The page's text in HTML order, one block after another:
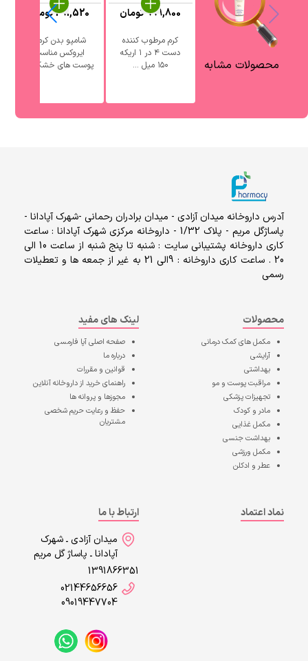
محصولات مشابه
کرم مرطوب کننده
دست ۴ در ۱ اریکه
۱۵۰ میل ...
999,800تومان
شامپو بدن کرمی
ایروکس مناسب
پوست های خشک ...
291,520تومان
آدرس داروخانه میدان آزادی - میدان برادران رحمانی -شهرک آپادانا -
پاساژگل مریم - پلاک 1/32 - داروخانه مرکزی شهرک آپادانا : ساعت
کاری داروخانه پشتیبانی سایت : شنبه تا پنج شنبه از ساعت 10 الی
20 . ساعت کاری داروخانه : 9الی 21 به غیر از جمعه ها و تعطیلات
رسمی
محصولات
مکمل های کمک درمانی
آرایشی
بهداشتی
مراقبت پوست و مو
تجهیزات پزشکی
مادر و کودک
مکمل غذایی
بهداشت جنسی
مکمل ورزشی
عطر و ادکلن
لینک های مفید
صفحه اصلیآپا فارمسی
درباره ما
قوانین و مقررات
راهنمای خرید از داروخانه آنلاین
مجوزها و پروانه ها
حفظ و رعایت حریم شخصی
مشتریان
نماد اعتماد
ارتباط با ما
میدان آزادی ـ شهرک
آپادانا ـ پاساژ گل مریم
1391866351
02144656656
09019447704